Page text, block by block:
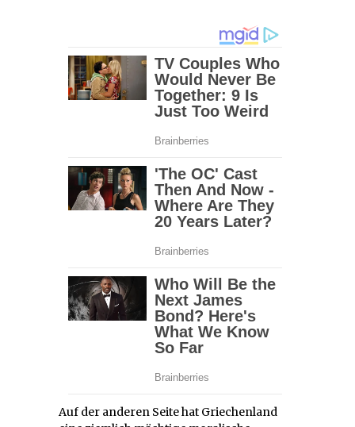
Auf der anderen Seite hat Griechenland